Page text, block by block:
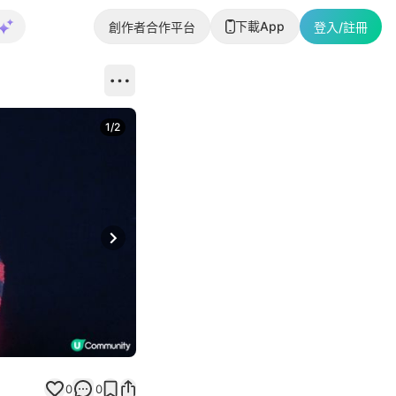
創作者合作平台 下載App 登入/註冊
Next slide
1/2
0 0